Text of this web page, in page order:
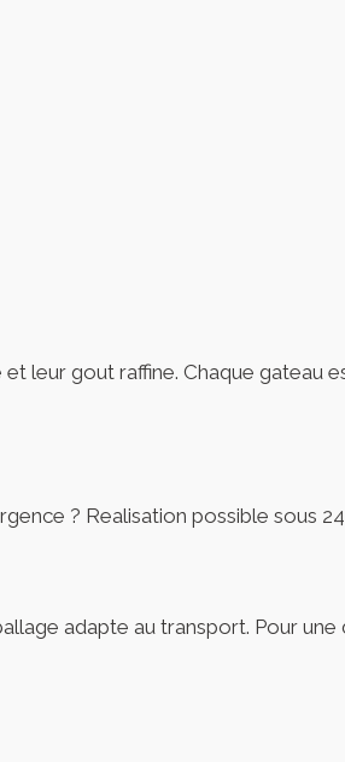
leur gout raffine. Chaque gateau
? Realisation possible sous
adapte au transport. Pour